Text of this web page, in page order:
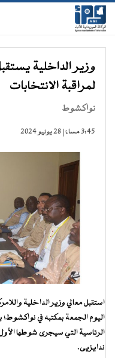
وزير الداخلية
لمراقبة الانتخابات
نواكشوط
3:45 مساءً | 28 يونيو 2024
استقبل معالي وزير الداخلية
اليوم الجمعة بمكتبه في نواكشوط؛
ندايزيى.